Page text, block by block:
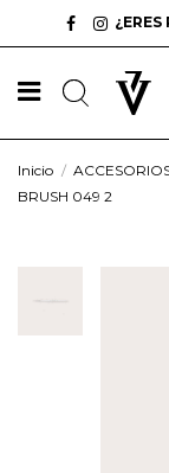
Inicio
BRUSH 049 2